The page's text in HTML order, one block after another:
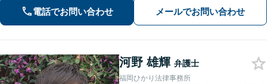
題/相続/交通事故/刑事事件など、ご相
談ください【夜間・休日対応】
電話でお問い合わせ メールでお問い合わせ
河野 雄輝 弁護士
福岡ひかり法律事務所